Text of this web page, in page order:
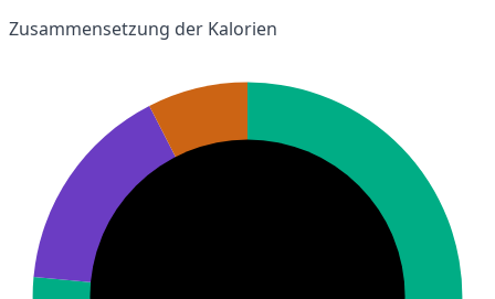
Zusammensetzung der Kalorien